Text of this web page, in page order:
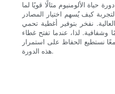
حياة الألومنيوم مثالًا قويًا لما
كيف يُسهم اختيار المصادر
نفخر بتوفير أغطية تحمي
وشفافية. لذا، عندما تفتح غطاء
نستطيع الحفاظ على استمرار
هذه الدورة.